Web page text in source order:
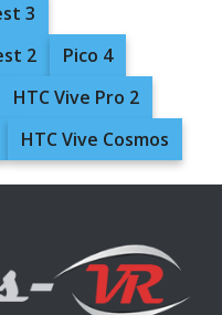
3
2
Pico 4
HTC Vive Pro 2
HTC Vive Cosmos